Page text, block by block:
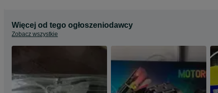
Więcej od tego ogłoszeniodawcy
Zobacz wszystkie